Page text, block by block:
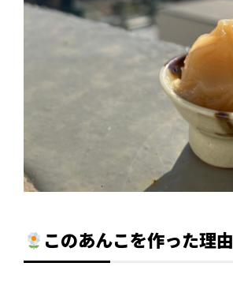
このあんこを作った理由